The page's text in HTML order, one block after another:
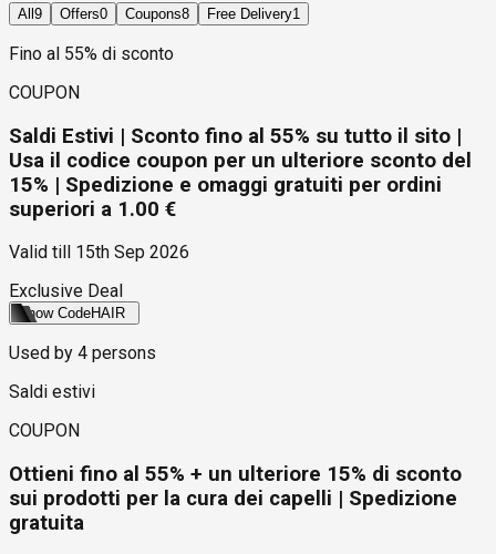
All 9 Offers0 Coupons8 Free Delivery1
Fino al 55% di sconto
COUPON
Saldi Estivi | Sconto fino al 55% su tutto il sito |
Usa il codice coupon per un ulteriore sconto del
15% | Spedizione e omaggi gratuiti per ordini
superiori a 1.00 €
Valid till
15th Sep 2026
Exclusive Deal
Show CodeHAIR
Used by 4 persons
Saldi estivi
COUPON
Ottieni fino al 55% + un ulteriore 15% di sconto
sui prodotti per la cura dei capelli | Spedizione
gratuita